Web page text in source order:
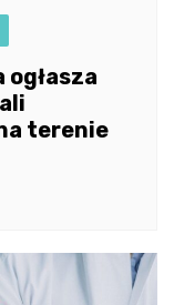
ogłasza
terenie